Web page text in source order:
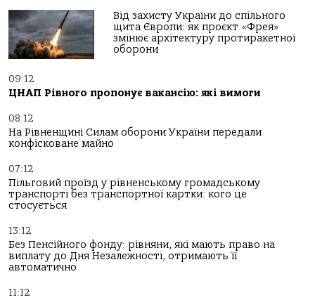
Від захисту України до спільного
щита Європи: як проєкт «Фрея»
змінює архітектуру протиракетної
оборони
09:12
ЦНАП Рівного пропонує вакансію: які вимоги
08:12
На Рівненщині Силам оборони України передали
конфісковане майно
07:12
Пільговий проїзд у рівненському громадському
транспорті без транспортної картки: кого це
стосується
13:12
Без Пенсійного фонду: рівняни, які мають право на
виплату до Дня Незалежності, отримають її
автоматично
11:12